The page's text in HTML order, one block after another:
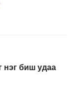
нэг биш удаа